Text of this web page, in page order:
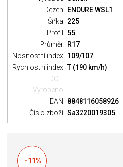
Dezén: ENDURE WSL1
Šířka: 225
Profil: 55
Průměr: R17
Nosnostní index: 109/107
Rychlostní index: T (190 km/h)
DOT:
Vyrobeno:
EAN: 8848116058926
Číslo zboží: Sa3220019305
-11%